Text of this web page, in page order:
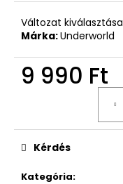
Változat kiválasztása
Márka:Underworld
9 990 Ft
Kategória:
Kérdés